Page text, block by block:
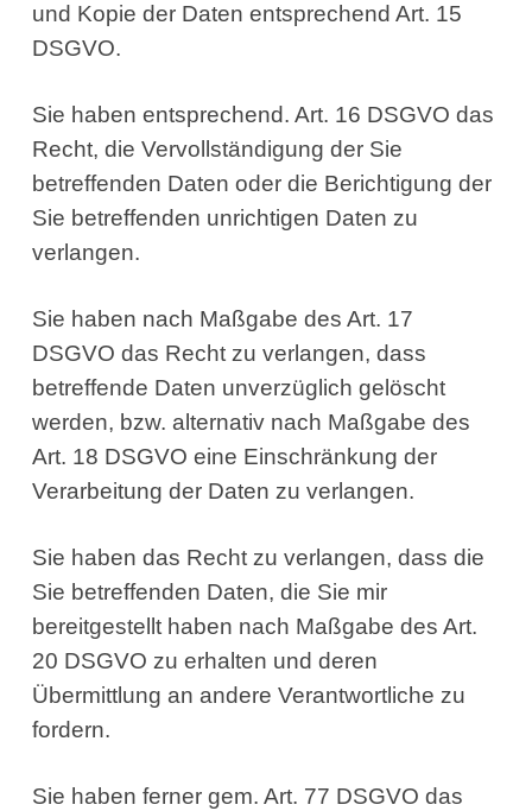
und Kopie der Daten entsprechend Art. 15
DSGVO.
Sie haben entsprechend. Art. 16 DSGVO das
Recht, die Vervollständigung der Sie
betreffenden Daten oder die Berichtigung der
Sie betreffenden unrichtigen Daten zu
verlangen.
Sie haben nach Maßgabe des Art. 17
DSGVO das Recht zu verlangen, dass
betreffende Daten unverzüglich gelöscht
werden, bzw. alternativ nach Maßgabe des
Art. 18 DSGVO eine Einschränkung der
Verarbeitung der Daten zu verlangen.
Sie haben das Recht zu verlangen, dass die
Sie betreffenden Daten, die Sie mir
bereitgestellt haben nach Maßgabe des Art.
20 DSGVO zu erhalten und deren
Übermittlung an andere Verantwortliche zu
fordern.
Sie haben ferner gem. Art. 77 DSGVO das